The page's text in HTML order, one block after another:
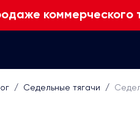
коммерческого
/ Седельные тягачи /